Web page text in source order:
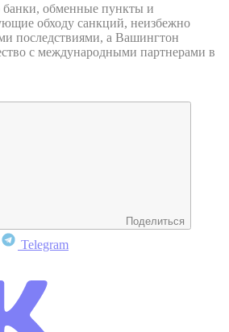
банки, обменные пункты и
обходу санкций, неизбежно
последствиями, а Вашингтон
с международными партнерами в
Поделиться
Telegram